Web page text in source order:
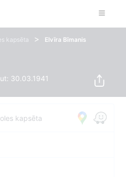
kapsēta > Elvīra Bīmanis
30.03.1941
kapsēta